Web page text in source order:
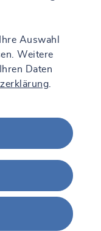
Auswahl
Weitere
Daten